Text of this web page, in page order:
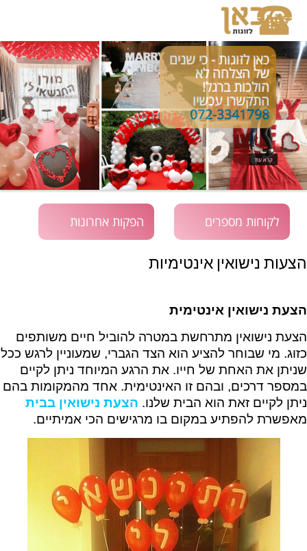
כאן לזוגות - כי שנים
של הצלחה לא
הולכות ברגל!
התקשרו עכשיו
072-3341798
קרא עוד
לקוחות מספרים הפקות אחרונות
הצעות נישואין אינטימיות
הצעת נישואין אינטימית
הצעת נישואין מתרחשת במטרה להוביל חיים משותפים
כזוג. מי שבוחר להציע הוא הצד הגברי, שמעוניין לרגש ככל
שניתן את האחת של חייו. את הרגע המיוחד ניתן לקיים
במספר דרכים, ובהם זו האינטימית. אחד מהמקומות בהם
ניתן לקיים זאת הוא הבית שלנו. הצעת נישואין בבית
מאפשרת להפתיע במקום בו מרגישים הכי אמיתיים.